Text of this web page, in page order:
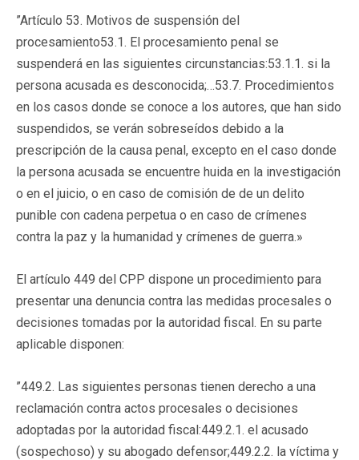
”Artículo 53. Motivos de suspensión del
procesamiento53.1. El procesamiento penal se
suspenderá en las siguientes circunstancias:53.1.1. si la
persona acusada es desconocida;…53.7. Procedimientos
en los casos donde se conoce a los autores, que han sido
suspendidos, se verán sobreseídos debido a la
prescripción de la causa penal, excepto en el caso donde
la persona acusada se encuentre huida en la investigación
o en el juicio, o en caso de comisión de de un delito
punible con cadena perpetua o en caso de crímenes
contra la paz y la humanidad y crímenes de guerra.»
El artículo 449 del CPP dispone un procedimiento para
presentar una denuncia contra las medidas procesales o
decisiones tomadas por la autoridad fiscal. En su parte
aplicable disponen:
”449.2. Las siguientes personas tienen derecho a una
reclamación contra actos procesales o decisiones
adoptadas por la autoridad fiscal:449.2.1. el acusado
(sospechoso) y su abogado defensor;449.2.2. la víctima y